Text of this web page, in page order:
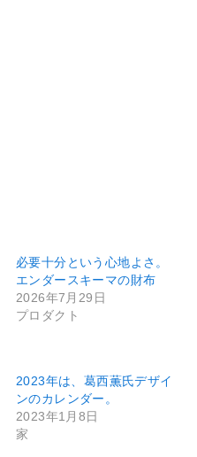
必要十分という心地よさ。
エンダースキーマの財布
2026年7月29日
プロダクト
2023年は、葛西薫氏デザイ
ンのカレンダー。
2023年1月8日
家